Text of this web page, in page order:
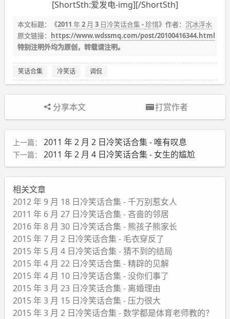
[ShortSth:爱发电-img][/ShortSth]
本文标题：《2011 年 2 月 3 日冷笑话合集 - 珍惜》作者： 沉冰浮水
原文链接： https://www.wdssmq.com/post/20100416344.html
特别注明外均为原创，转载请注明。
笑话合集 冷笑话 调侃
分享本文 打赏作者
上一篇： 2011 年 2 月 2 日冷笑话合集 - 唯有叹息
下一篇： 2011 年 2 月 4 日冷笑话合集 - 女生的尴尬
相关文章
2012 年 9 月 18 日冷笑话合集 - 千万别惹女人
2011 年 6 月 27 日冷笑话合集 - 吝啬的邻居
2016 年 8 月 30 日冷笑话合集 - 熊孩子熊家长
2015 年 7 月 2 日冷笑话合集 - 毛衣穿反了
2015 年 5 月 4 日冷笑话合集 - 猜不到的结局
2015 年 4 月 22 日冷笑话合集 - 精辟的见解
2015 年 4 月 10 日冷笑话合集 - 没你们事了
2015 年 3 月 23 日冷笑话合集 - 离婚理由
2015 年 3 月 15 日冷笑话合集 - 压力很大
2015 年 3 月 2 日冷笑话合集 - 数学都是体育老师教的？